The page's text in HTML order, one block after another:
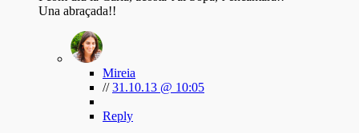
Una abraçada!!
Mireia
//31.10.13 @ 10:05
Reply